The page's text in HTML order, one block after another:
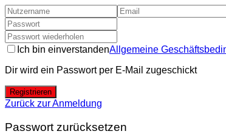
Ich bin einverstandenAllgemeine
Dir wird ein Passwort per E-Mail zugeschickt
Registrieren
Zurück zur Anmeldung
Passwort zurücksetzen